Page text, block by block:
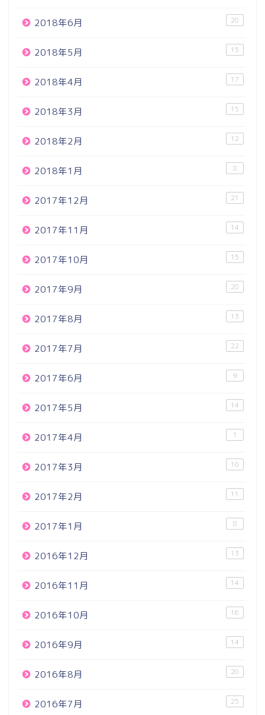
2018年6月 20
2018年5月 15
2018年4月 17
2018年3月 15
2018年2月 12
2018年1月 8
2017年12月 21
2017年11月 14
2017年10月 15
2017年9月 20
2017年8月 13
2017年7月 22
2017年6月 9
2017年5月 14
2017年4月 1
2017年3月 10
2017年2月 11
2017年1月 8
2016年12月 13
2016年11月 14
2016年10月 16
2016年9月 14
2016年8月 20
2016年7月 25